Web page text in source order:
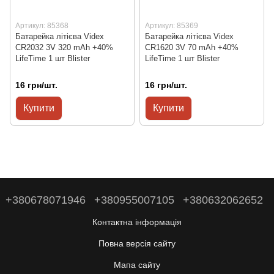
Артикул: 85368
Батарейка літієва Videx
CR2032 3V 320 mAh +40%
LifeTime 1 шт Blister
16 грн/шт.
Купити
Артикул: 85369
Батарейка літієва Videx
CR1620 3V 70 mAh +40%
LifeTime 1 шт Blister
16 грн/шт.
Купити
+380678071946 +380955007105 +380632062652
Контактна інформація
Повна версія сайту
Мапа сайту